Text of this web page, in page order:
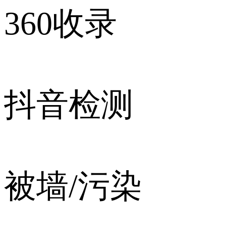
360收录
抖音检测
被墙/污染